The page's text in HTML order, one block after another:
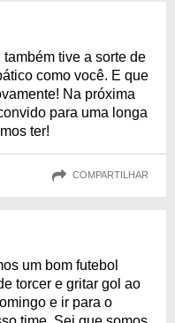
tive a sorte de
como você. E que
Na próxima
para uma longa
ter!
COMPARTILHAR
um bom futebol
torcer e gritar gol ao
e ir para o